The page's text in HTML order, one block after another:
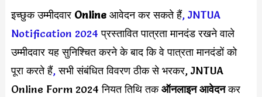
इच्छुक उम्मीदवार Online आवेदन कर सकते हैं, JNTUA
Notification 2024 प्रस्तावित पात्रता मानदंड रखने वाले
उम्मीदवार यह सुनिश्चित करने के बाद कि वे पात्रता मानदंडों को
पूरा करते हैं,सभी संबंधित विवरण ठीक से भरकर, JNTUA
Online Form 2024 नियत तिथि तकऑनलाइन आवेदनकर